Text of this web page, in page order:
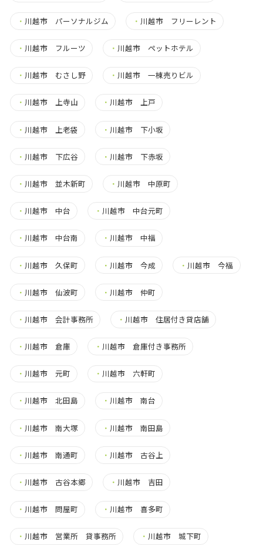
・ 川越市 パーソナルジム ・ 川越市 フリーレント
・ 川越市 フルーツ ・ 川越市 ペットホテル
・ 川越市 むさし野 ・ 川越市 一棟売りビル
・ 川越市 上寺山 ・ 川越市 上戸
・ 川越市 上老袋 ・ 川越市 下小坂
・ 川越市 下広谷 ・ 川越市 下赤坂
・ 川越市 並木新町 ・ 川越市 中原町
・ 川越市 中台 ・ 川越市 中台元町
・ 川越市 中台南 ・ 川越市 中福
・ 川越市 久保町 ・ 川越市 今成 ・ 川越市 今福
・ 川越市 仙波町 ・ 川越市 仲町
・ 川越市 会計事務所 ・ 川越市 住居付き貸店舗
・ 川越市 倉庫 ・ 川越市 倉庫付き事務所
・ 川越市 元町 ・ 川越市 六軒町
・ 川越市 北田島 ・ 川越市 南台
・ 川越市 南大塚 ・ 川越市 南田島
・ 川越市 南通町 ・ 川越市 古谷上
・ 川越市 古谷本郷 ・ 川越市 吉田
・ 川越市 問屋町 ・ 川越市 喜多町
・ 川越市 営業所 貸事務所 ・ 川越市 城下町